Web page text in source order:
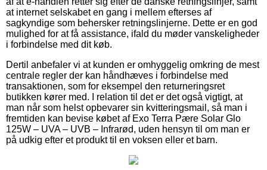
at internet selskabet en gang i mellem efterses af
sagkyndige som behersker retningslinjerne. Dette er en god
mulighed for at få assistance, ifald du møder vanskeligheder
i forbindelse med dit køb.
Dertil anbefaler vi at kunden er omhyggelig omkring de mest
centrale regler der kan håndhæves i forbindelse med
transaktionen, som for eksempel den returneringsret
butikken kører med. I relation til det er det også vigtigt, at
man når som helst opbevarer sin kvitteringsmail, så man i
fremtiden kan bevise købet af Exo Terra Pære Solar Glo
125W – UVA – UVB – Infrarød, uden hensyn til om man er
på udkig efter et produkt til en voksen eller et barn.